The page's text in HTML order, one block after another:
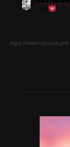
https://